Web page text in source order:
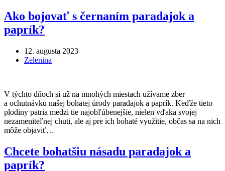
Ako bojovať s černaním paradajok a
paprík?
12. augusta 2023
Zelenina
V týchto dňoch si už na mnohých miestach užívame zber
a ochutnávku našej bohatej úrody paradajok a paprík. Keďže tieto
plodiny patria medzi tie najobľúbenejšie, nielen vďaka svojej
nezameniteľnej chuti, ale aj pre ich bohaté využitie, občas sa na nich
môže objaviť…
Chcete bohatšiu násadu paradajok a
paprík?